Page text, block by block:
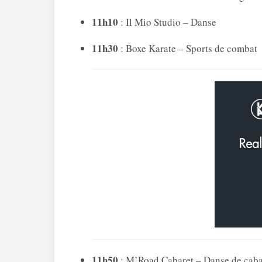
11h10 : Il Mio Studio – Danse
11h30 : Boxe Karate – Sports de combat